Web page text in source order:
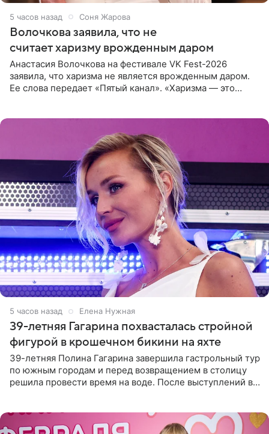
5 часов назад Соня Жарова
Волочкова заявила, что не
считает харизму врожденным даром
Анастасия Волочкова на фестивале VK Fest-2026
заявила, что харизма не является врожденным даром.
Ее слова передает «Пятый канал». «Харизма — это
5 часов назад Елена Нужная
39-летняя Гагарина похвасталась стройной
фигурой в крошечном бикини на яхте
39-летняя Полина Гагарина завершила гастрольный тур
по южным городам и перед возвращением в столицу
решила провести время на воде. После выступлений в